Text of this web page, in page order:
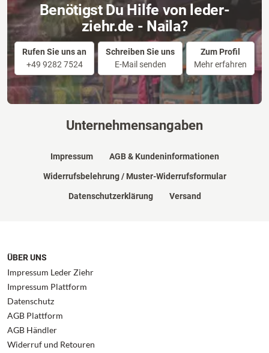
Benötigst Du Hilfe von leder-
ziehr.de - Naila?
Rufen Sie uns an
+49 9282 7524
Schreiben Sie uns
E-Mail senden
Zum Profil
Mehr erfahren
Unternehmensangaben
Impressum AGB & Kundeninformationen
Widerrufsbelehrung / Muster-Widerrufsformular
Datenschutzerklärung Versand
ÜBER UNS
Impressum Leder Ziehr
Impressum Plattform
Datenschutz
AGB Plattform
AGB Händler
Widerruf und Retouren